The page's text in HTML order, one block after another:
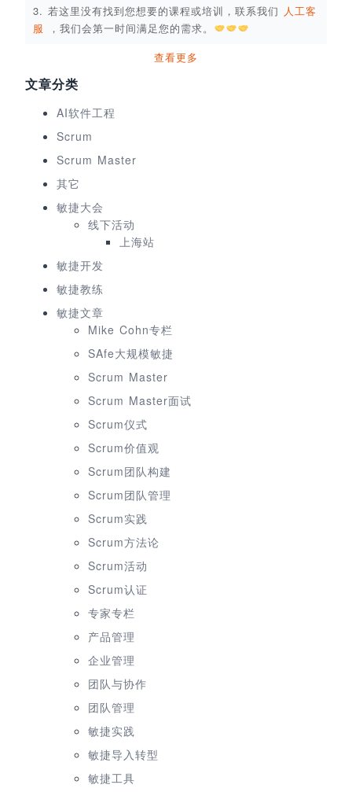
3. 若这里没有找到您想要的课程或培训，联系我们 人工客
服
，我们会第一时间满足您的需求。
查看更多
文章分类
AI软件工程
Scrum
Scrum Master
其它
敏捷大会
线下活动
上海站
敏捷开发
敏捷教练
敏捷文章
Mike Cohn专栏
SAfe大规模敏捷
Scrum Master
Scrum Master面试
Scrum仪式
Scrum价值观
Scrum团队构建
Scrum团队管理
Scrum实践
Scrum方法论
Scrum活动
Scrum认证
专家专栏
产品管理
企业管理
团队与协作
团队管理
敏捷实践
敏捷导入转型
敏捷工具